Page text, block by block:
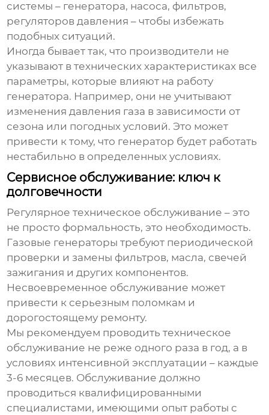
системы – генератора, насоса, фильтров,
регуляторов давления – чтобы избежать
подобных ситуаций.
Иногда бывает так, что производители не
указывают в технических характеристиках все
параметры, которые влияют на работу
генератора. Например, они не учитывают
изменения давления газа в зависимости от
сезона или погодных условий. Это может
привести к тому, что генератор будет работать
нестабильно в определенных условиях.
Сервисное обслуживание: ключ к
долговечности
Регулярное техническое обслуживание – это
не просто формальность, это необходимость.
Газовые генераторы требуют периодической
проверки и замены фильтров, масла, свечей
зажигания и других компонентов.
Несвоевременное обслуживание может
привести к серьезным поломкам и
дорогостоящему ремонту.
Мы рекомендуем проводить техническое
обслуживание не реже одного раза в год, а в
условиях интенсивной эксплуатации – каждые
3-6 месяцев. Обслуживание должно
проводиться квалифицированными
специалистами, имеющими опыт работы с